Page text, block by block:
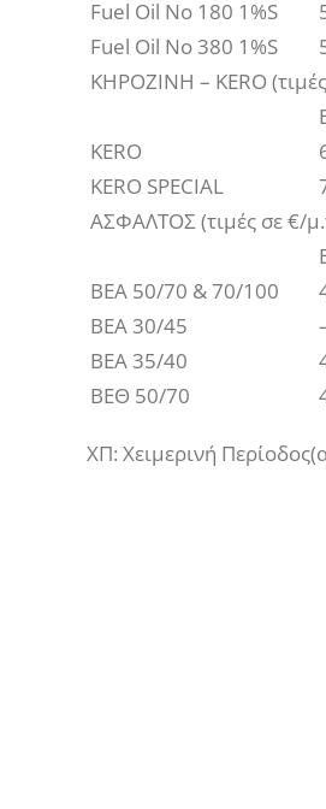
Fuel Oil No 180 1%S
Fuel Oil No 380 1%S
ΚΗΡΟΖΙΝΗ – KERO
KERO
KERO SPECIAL
ΑΣΦΑΛΤΟΣ (τιμές σε €/
ΒΕΑ 50/70 & 70/100
ΒΕΑ 30/45
ΒΕΑ 35/40
ΒΕΘ 50/70
ΧΠ: Χειμερινή